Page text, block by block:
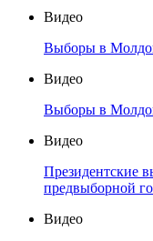
Видео
Выборы в
Видео
Выборы в
Видео
Президентские
предвыборной
Видео